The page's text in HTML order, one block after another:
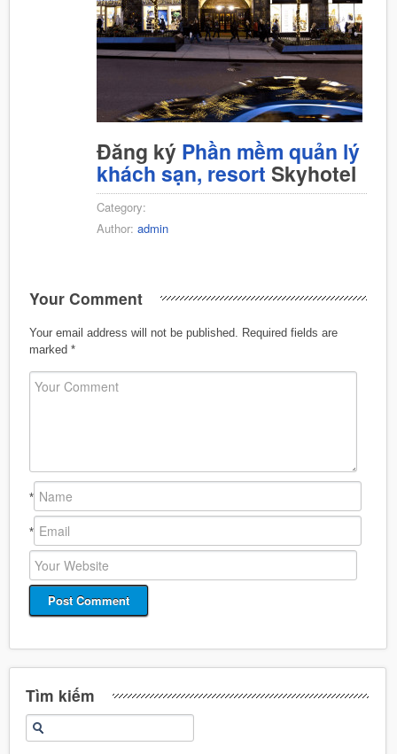
Đăng ký Phần mềm quản lý
khách sạn, resort Skyhotel
Category:
Author: admin
Your Comment
Your email address will not be published.
Required fields are
marked *
*
*
Tìm kiếm